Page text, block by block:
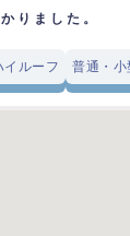
りました。
イルーフ 普通・